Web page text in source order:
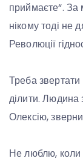
приймаєте“. За
нікому тоді не
Революції
Треба
ділити. Людина
Олексію,
Не люблю, коли